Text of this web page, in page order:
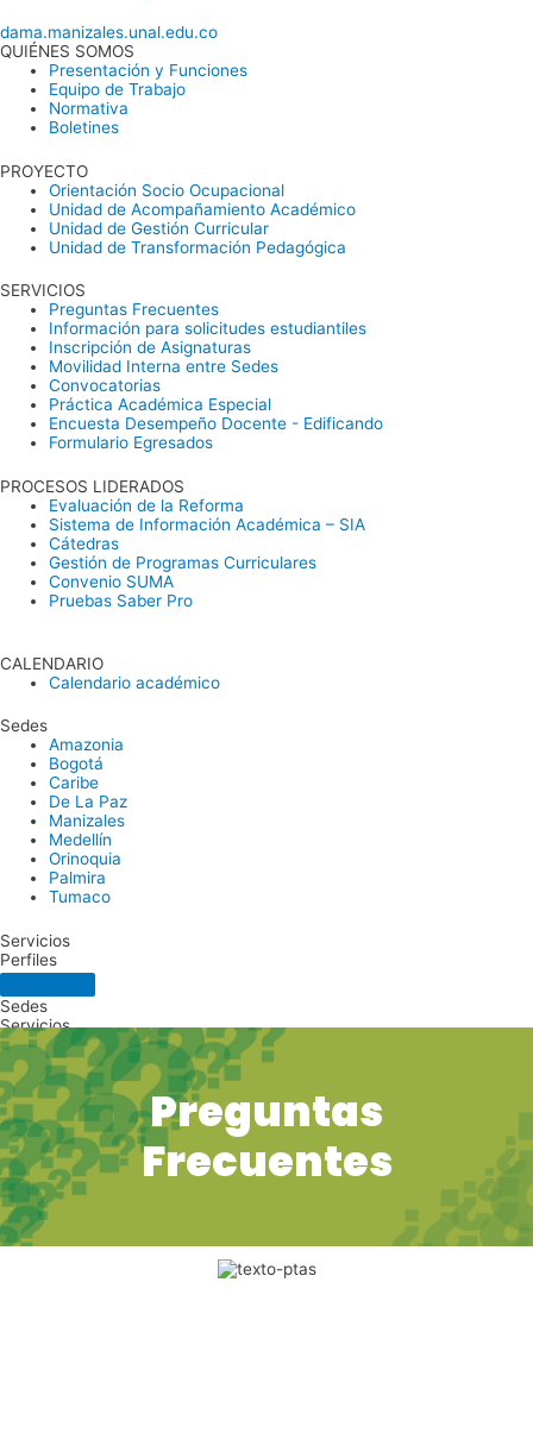
dama.manizales.unal.edu.co
QUIÉNES SOMOS
Presentación y Funciones
Equipo de Trabajo
Normativa
Boletines
PROYECTO
Orientación Socio Ocupacional
Unidad de Acompañamiento Académico
Unidad de Gestión Curricular
Unidad de Transformación Pedagógica
SERVICIOS
Preguntas Frecuentes
Información para solicitudes estudiantiles
Inscripción de Asignaturas
Movilidad Interna entre Sedes
Convocatorias
Práctica Académica Especial
Encuesta Desempeño Docente - Edificando
Formulario Egresados
PROCESOS LIDERADOS
Evaluación de la Reforma
Sistema de Información Académica – SIA
Cátedras
Gestión de Programas Curriculares
Convenio SUMA
Pruebas Saber Pro
CALENDARIO
Calendario académico
Sedes
Amazonia
Bogotá
Caribe
De La Paz
Manizales
Medellín
Orinoquia
Palmira
Tumaco
Servicios
Perfiles
Sedes
Servicios
Perfiles
Panel de Accesibilidad
Preguntas
Frecuentes